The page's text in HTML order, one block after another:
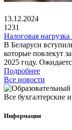
13.12.2024
1231
Налоговая нагрузка
В Беларуси
которые повлекут
2025 году.
Подробнее
Все новости
Все бухгалтерские
Информация